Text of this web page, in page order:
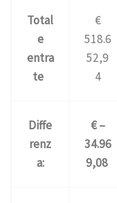
Total
e
entra
te
€
518.6
52,9
4
Diffe
renz
a:
€ –
34.96
9,08